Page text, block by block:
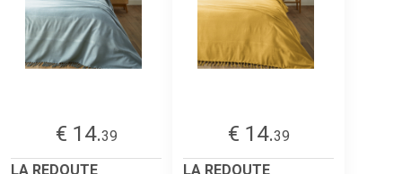
€ 14.39
LA REDOUTE
€ 14.39
LA REDOUTE